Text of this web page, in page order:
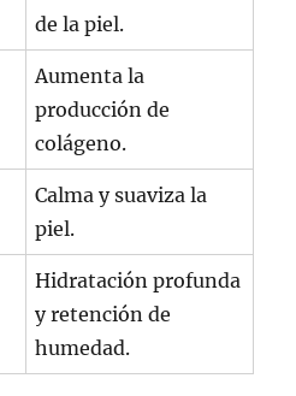
de la piel.
Aumenta la
producción de
colágeno.
Calma y suaviza la
piel.
Hidratación profunda
y retención de
humedad.